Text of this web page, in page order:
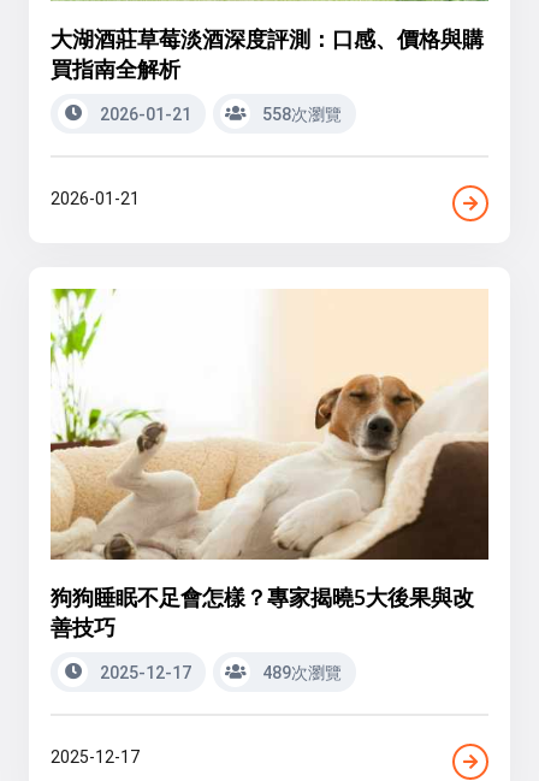
大湖酒莊草莓淡酒深度評測：口感、價格與購
買指南全解析
2026-01-21 558次瀏覽
2026-01-21
狗狗睡眠不足會怎樣？專家揭曉5大後果與改
善技巧
2025-12-17 489次瀏覽
2025-12-17